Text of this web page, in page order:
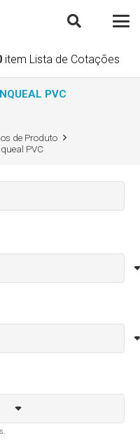
item Lista de Cotações
PVC
de Produto
PVC